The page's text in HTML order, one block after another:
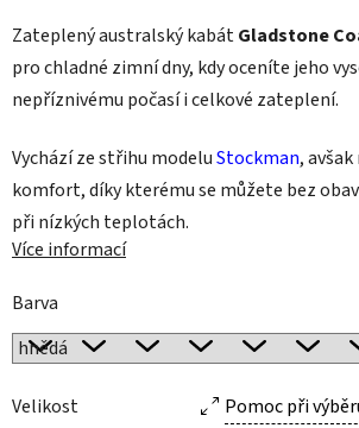
Zateplený australský kabátGladstone
pro chladné zimní dny, kdy oceníte jeho
nepříznivému počasí i celkové zateplení.
Vychází ze střihu modeluStockman,
komfort, díky kterému se můžete bez
při nízkých teplotách.
Více informací
Barva
Velikost Pomoc při